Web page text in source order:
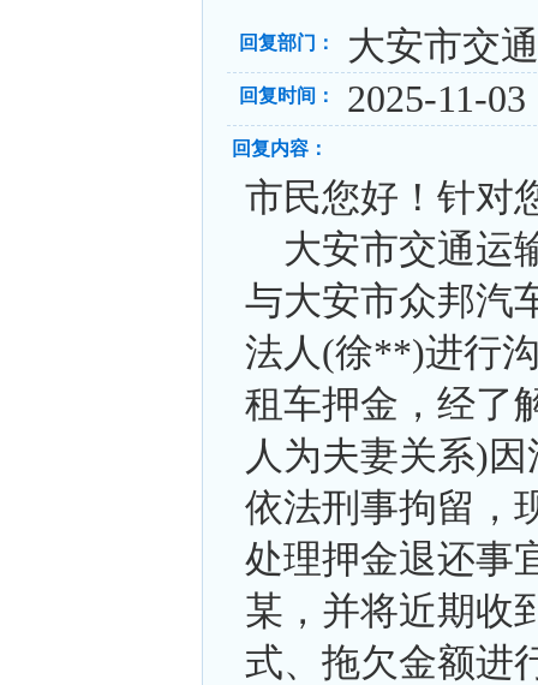
回复部门： 大安市交
回复时间： 2025-11-03
回复内容：
市民您好！针对
大安市交通运
与大安市众邦汽
法人(徐**)进行
租车押金，经了
人为夫妻关系)
依法刑事拘留，
处理押金退还事
某，并将近期收
式、拖欠金额进